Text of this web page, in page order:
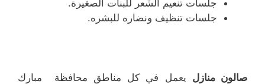
جلسات تنعيم الشعر للبنات الصغيرة.
جلسات تنظيف ونضاره للبشره.
صالون منازل يعمل في كل مناطق محافظة مبارك